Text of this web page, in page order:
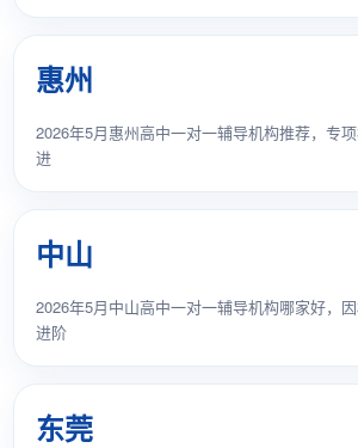
惠州
2026年5月惠州高中一对一辅导机构推荐，专
进
中山
2026年5月中山高中一对一辅导机构哪家好，
进阶
东莞